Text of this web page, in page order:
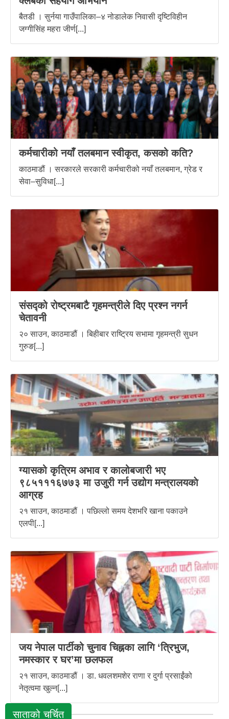
बैतडी । सुर्नया गाउँपालिका–४ नोडालेक निवासी दृष्टिविहीन
जग्गीसिंह महरा जीर्ण[...]
कर्मचारीको नयाँ तलबमान स्वीकृत, कसको कति?
काठमाडौं । सरकारले सरकारी कर्मचारीको नयाँ तलबमान, ग्रेड र
सेवा–सुविधा[...]
संसद्को रोष्ट्रमबाटै गृहमन्त्रीले दिए प्रश्न नगर्न
चेतावनी
२० साउन, काठमाडौं । बिहीबार राष्ट्रिय सभामा गृहमन्त्री सुधन
गुरुङ[...]
ग्यासको कृत्रिम अभाव र कालोबजारी भए
९८५१११६७७३ मा उजुरी गर्न उद्योग मन्त्रालयकाे
आग्रह
२१ साउन, काठमाडौं । पछिल्लो समय देशभरि खाना पकाउने
एलपी[...]
जय नेपाल पार्टीको चुनाव चिह्नका लागि ‘त्रिभुज,
नमस्कार र घर’मा छलफल
२१ साउन, काठमाडौं । डा. धवलशमशेर राणा र दुर्गा प्रसाईंको
नेतृत्वमा खुल्न[...]
साताको चर्चित